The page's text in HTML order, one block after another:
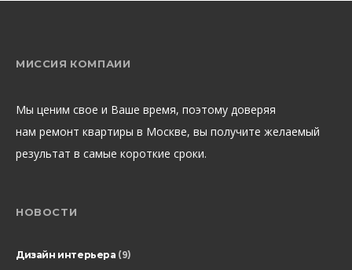
МИССИЯ КОМПАИИ
Мы ценим свое и Ваше время, поэтому доверяя
нам ремонт квартиры в Москве, вы получите желаемый
результат в самые короткие сроки.
НОВОСТИ
Дизайн интерьера (9)